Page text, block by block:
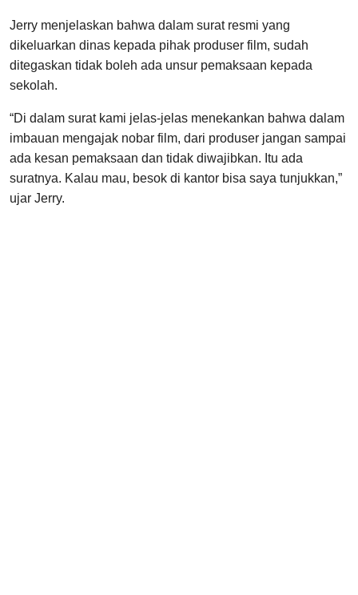
Jerry menjelaskan bahwa dalam surat resmi yang
dikeluarkan dinas kepada pihak produser film, sudah
ditegaskan tidak boleh ada unsur pemaksaan kepada
sekolah.
“Di dalam surat kami jelas-jelas menekankan bahwa dalam
imbauan mengajak nobar film, dari produser jangan sampai
ada kesan pemaksaan dan tidak diwajibkan. Itu ada
suratnya. Kalau mau, besok di kantor bisa saya tunjukkan,”
ujar Jerry.